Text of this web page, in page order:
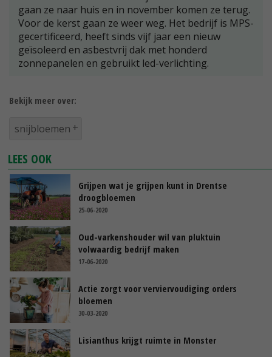
gaan ze naar huis en in november komen ze terug.
Voor de kerst gaan ze weer weg. Het bedrijf is MPS-
gecertificeerd, heeft sinds vijf jaar een nieuw
geïsoleerd en asbestvrij dak met honderd
zonnepanelen en gebruikt led-verlichting.
Bekijk meer over:
snijbloemen
LEES OOK
Grijpen wat je grijpen kunt in Drentse
droogbloemen
25-06-2020
Oud-varkenshouder wil van pluktuin
volwaardig bedrijf maken
17-06-2020
Actie zorgt voor verviervoudiging orders
bloemen
30-03-2020
Lisianthus krijgt ruimte in Monster